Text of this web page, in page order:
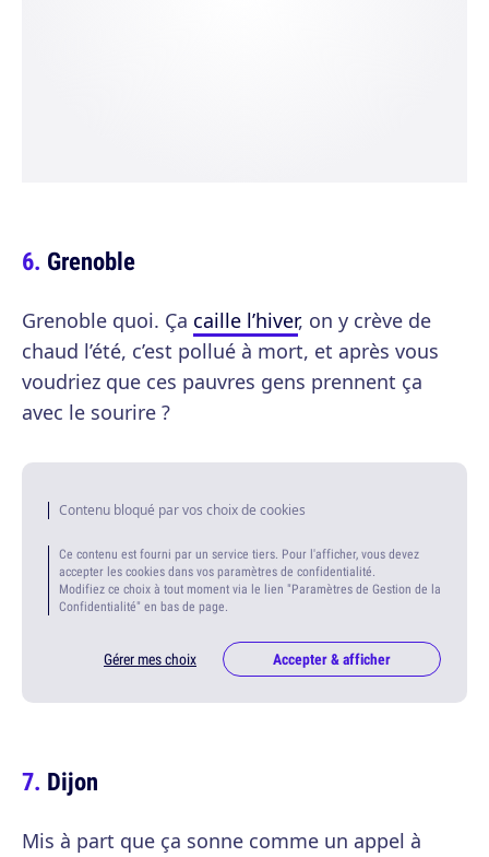
Grenoble
Grenoble quoi. Ça caille l’hiver, on y crève de
chaud l’été, c’est pollué à mort, et après vous
voudriez que ces pauvres gens prennent ça
avec le sourire ?
Contenu bloqué par vos choix de cookies
Ce contenu est fourni par un service tiers. Pour l'afficher, vous devez
accepter les cookies dans vos paramètres de confidentialité.
Modifiez ce choix à tout moment via le lien "Paramètres de Gestion de la
Confidentialité" en bas de page.
Gérer mes choix Accepter & afficher
Dijon
Mis à part que ça sonne comme un appel à